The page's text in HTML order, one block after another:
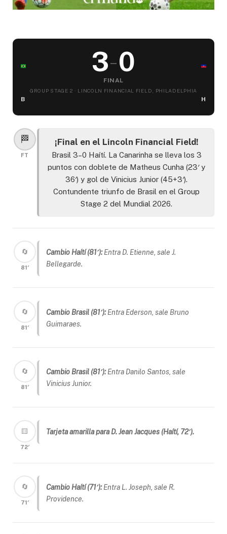
3–0
FINAL
GROUP STAGE 2 · LINCOLN FINANCIAL FIELD, PHILADELPHIA
🏁
FT
¡Final en el Lincoln Financial Field!
Brasil 3–0 Haítí. La Canarinha se lleva los 3
puntos con doblete de Matheus Cunha (23′ y
36′) y gol de Vinicius Junior (45+3′).
Contundente triunfo de Brasil en el Group
Stage 2 del Mundial 2026.
🔄
81′
Cambio Haítí (81′):Entra D. Etienne, sale J.
Bellegarde.
🔄
81′
Cambio Brasil (81′):Entra Ederson, sale Bruno
Guimaraes.
🔄
81′
Cambio Brasil (81′):Entra Danilo Santos, sale
Vinicius Junior.
🟨
72′
Tarjeta amarilla para D. Jean Jacques (Haítí, 72′).
🔄
71′
Cambio Haítí (71′):Entra L. Joseph, sale R.
Providence.